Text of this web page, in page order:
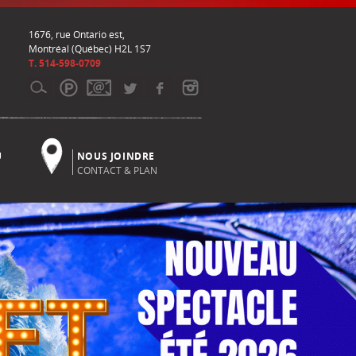
1676, rue Ontario est,
Montréal (Québec) H2L 1S7
T. 514-598-0709
NOUS JOINDRE
CONTACT & PLAN